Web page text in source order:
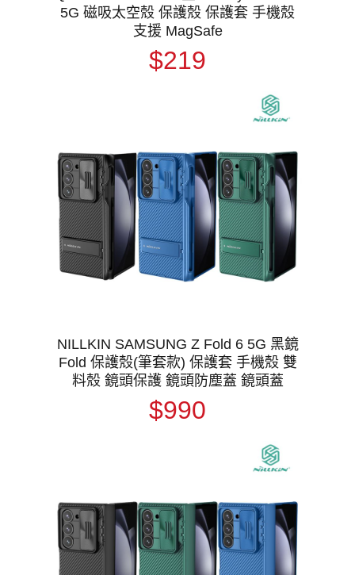
5G 磁吸太空殼 保護殼 保護套 手機殼
支援 MagSafe
$219
NILLKIN SAMSUNG Z Fold 6 5G 黑鏡
Fold 保護殼(筆套款) 保護套 手機殼 雙
料殼 鏡頭保護 鏡頭防塵蓋 鏡頭蓋
$990